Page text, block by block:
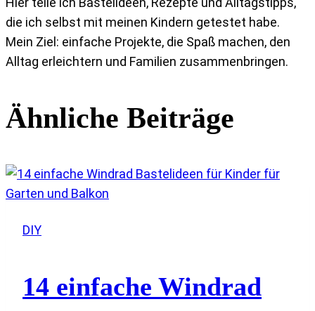
die ich selbst mit meinen Kindern getestet habe.
Mein Ziel: einfache Projekte, die Spaß machen, den
Alltag erleichtern und Familien zusammenbringen.
Ähnliche Beiträge
DIY
14 einfache Windrad